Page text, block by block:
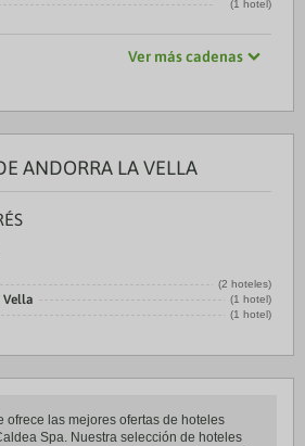
(1 hotel)
Ver más cadenas
ANDORRA LA VELLA
(2 hoteles)
Vella (1 hotel)
(1 hotel)
ofrece las mejores ofertas de hoteles
Spa. Nuestra selección de hoteles